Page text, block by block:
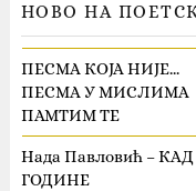
НОВО НА
ПЕСМА КОЈА НИЈЕ…
ПЕСМА У МИСЛИМА
ПАМТИМ ТЕ
Нада Павловић –
ГОДИНЕ